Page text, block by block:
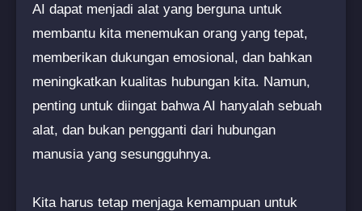
AI dapat menjadi alat yang berguna untuk
membantu kita menemukan orang yang tepat,
memberikan dukungan emosional, dan bahkan
meningkatkan kualitas hubungan kita. Namun,
penting untuk diingat bahwa AI hanyalah sebuah
alat, dan bukan pengganti dari hubungan
manusia yang sesungguhnya.
Kita harus tetap menjaga kemampuan untuk